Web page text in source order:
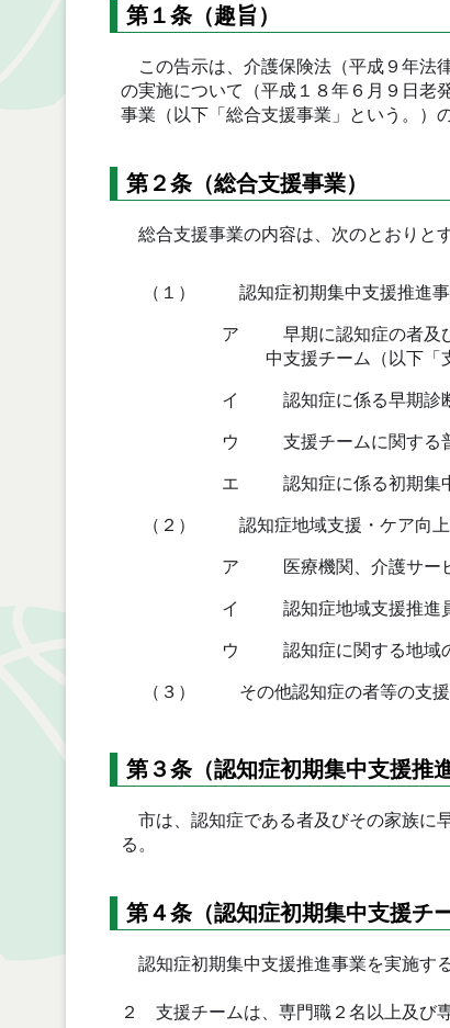
第１条（趣旨）
この告示は、介護保険法（平成９年法
の実施について（平成１８年６月９日老
事業（以下「総合支援事業」という。）
第２条（総合支援事業）
総合支援事業の内容は、次のとおりとす
（１） 認知症初期集中支援推進
ア
早期に認知症の者及
中支援チーム（以下「
イ 認知症に係る早期診
ウ 支援チームに関する
エ 認知症に係る初期集
（２） 認知症地域支援・ケア向
ア 医療機関、介護サー
イ 認知症地域支援推進
ウ 認知症に関する地域
（３） その他認知症の者等の支
第３条（認知症初期集中支援推
市は、認知症である者及びその家族に
る。
第４条（認知症初期集中支援チー
認知症初期集中支援推進事業を実施す
２ 支援チームは、専門職２名以上及び